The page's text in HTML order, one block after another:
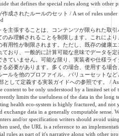
that defines the special rules along with other
作成されたルールのセット / A set of rules under
を主張することは、コンテンツが限られた取引
のみ理解されることを制限します。これにより
有用性が制限されます。ただし、既存の健康エ
ており、一般的に計算可能な意味でデータを定
きていません。可能な限り、実装者や仕様ライ
る必要があります。多くの場合、使用する場合
ールを他のプロファイル、バリューセットなど
として定義する実装ガイドへの参照です。 /
content to be only understood by a limited set of
limits the usefulness of the data in the long
health eco-system is highly fractured, and not
exchange data in a generally computable sense.
and/or specification writers should avoid
used, the URL is a reference to an
rules as part of it's narrative along with other